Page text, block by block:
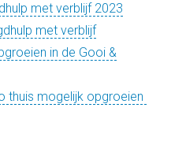
met verblijf 2023
met verblijf
in de Gooi &
thuis mogelijk opgroeien